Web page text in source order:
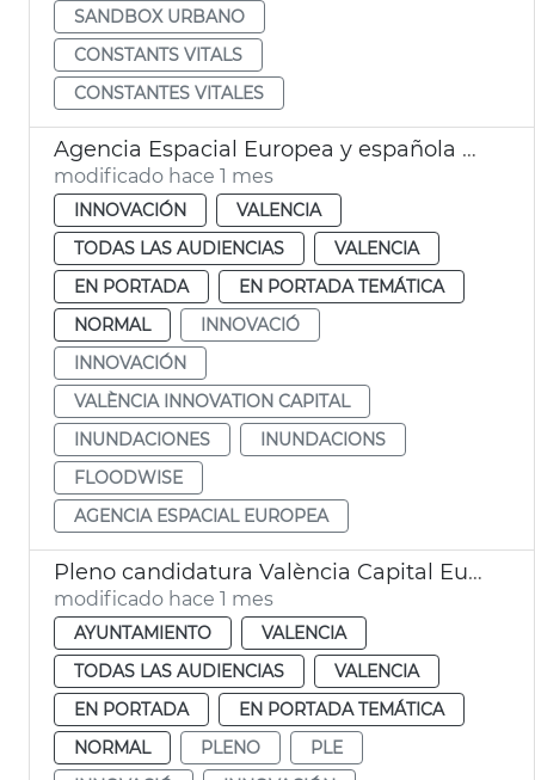
SANDBOX URBANO
CONSTANTS VITALS
CONSTANTES VITALES
Agencia Espacial Europea y española seleccionan València para sistema de alerta de inundaciones
modificado hace 1 mes
INNOVACIÓN
VALENCIA
TODAS LAS AUDIENCIAS
VALENCIA
EN PORTADA
EN PORTADA TEMÁTICA
NORMAL
INNOVACIÓ
INNOVACIÓN
VALÈNCIA INNOVATION CAPITAL
INUNDACIONES
INUNDACIONS
FLOODWISE
AGENCIA ESPACIAL EUROPEA
Pleno candidatura València Capital Europea Innovación
modificado hace 1 mes
AYUNTAMIENTO
VALENCIA
TODAS LAS AUDIENCIAS
VALENCIA
EN PORTADA
EN PORTADA TEMÁTICA
NORMAL
PLENO
PLE